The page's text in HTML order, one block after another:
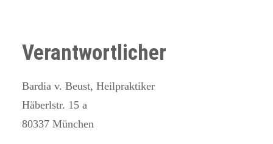
Verantwortlicher
Bardia v. Beust, Heilpraktiker
Häberlstr. 15 a
80337 München